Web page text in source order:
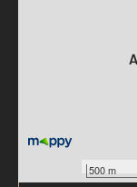
500 m